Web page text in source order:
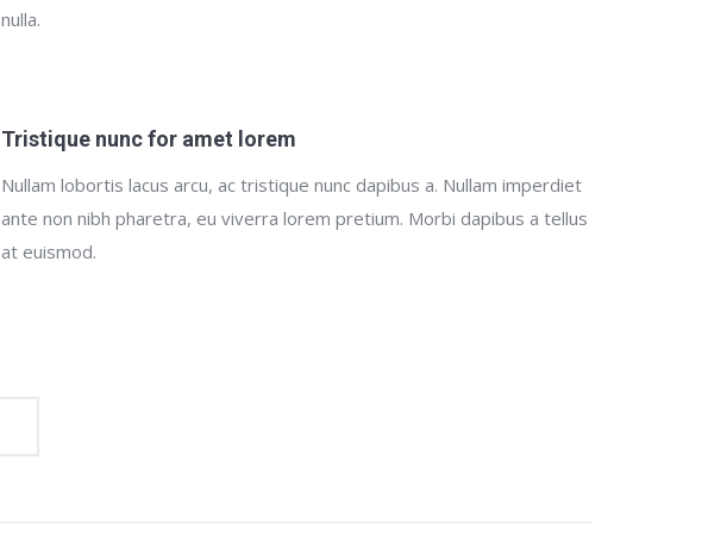
nulla.
Tristique nunc for amet lorem
Nullam lobortis lacus arcu, ac tristique nunc dapibus a. Nullam imperdiet
ante non nibh pharetra, eu viverra lorem pretium. Morbi dapibus a tellus
at euismod.